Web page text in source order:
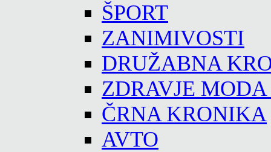
ŠPORT
ZANIMIVOSTI
DRUŽABNA
ZDRAVJE
ČRNA KRONIKA
AVTO